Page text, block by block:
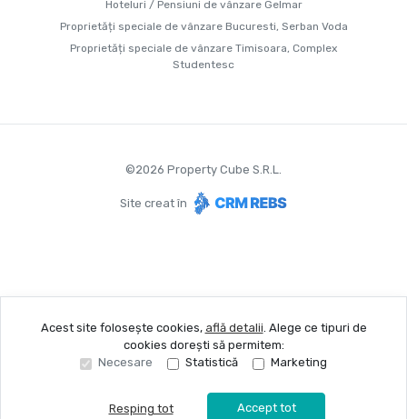
Sună acum Solicită vizionare
Hoteluri / Pensiuni de vânzare Gelmar
Proprietăți speciale de vânzare Bucuresti, Serban Voda
Proprietăți speciale de vânzare Timisoara, Complex
Studentesc
©2026 Property Cube S.R.L.
Site creat în
Acest site folosește cookies, află detalii. Alege ce tipuri de
cookies dorești să permitem:
Necesare
Statistică Marketing
Resping tot Accept tot